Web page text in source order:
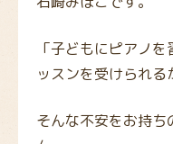
「子どもにピアノ
ッスンを受けられる
そんな不安をお持